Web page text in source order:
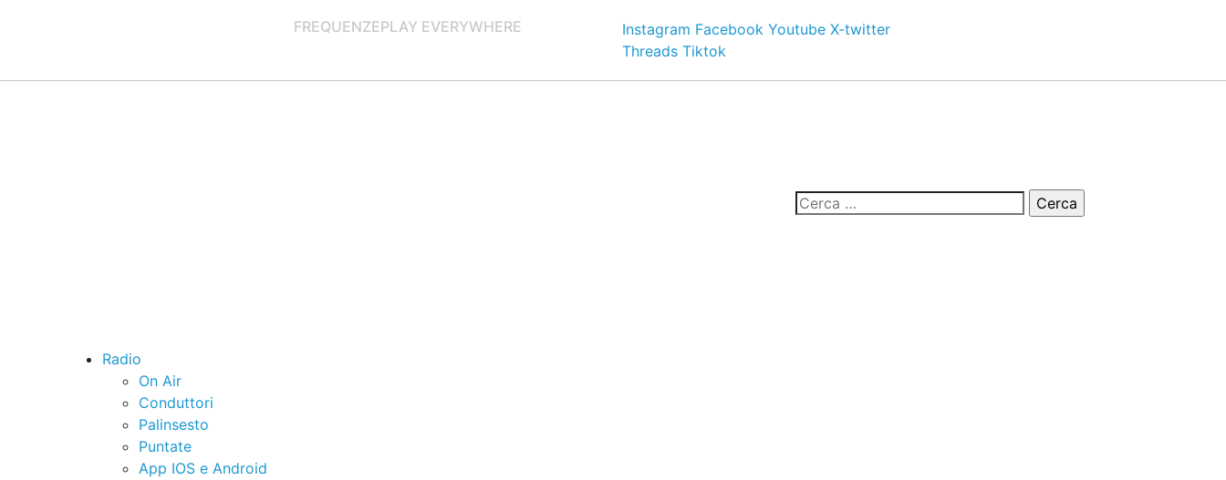
FREQUENZEPLAY EVERYWHERE Instagram Facebook Youtube X-twitter
Threads Tiktok
Radio
On Air
Conduttori
Palinsesto
Puntate
App IOS e Android